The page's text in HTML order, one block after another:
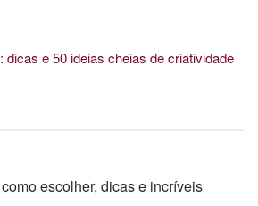
dicas e 50 ideias cheias de criatividade
escolher, dicas e incríveis